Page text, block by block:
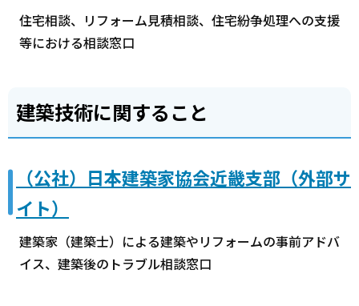
住宅相談、リフォーム見積相談、住宅紛争処理への支援
等における相談窓口
建築技術に関すること
（公社）日本建築家協会近畿支部（外部サ
イト）
建築家（建築士）による建築やリフォームの事前アドバ
イス、建築後のトラブル相談窓口